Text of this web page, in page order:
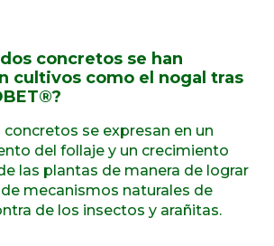
concretos se han
cultivos como el nogal tras
se expresan en un
del follaje y un crecimiento
las plantas de manera de lograr
mecanismos naturales de
de los insectos y arañitas.